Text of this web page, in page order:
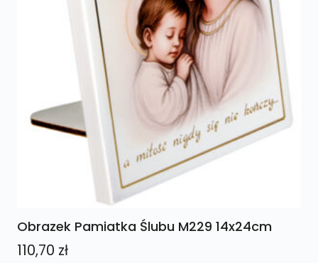
Obrazek Pamiatka Ślubu M229 14x24cm
110,70 zł